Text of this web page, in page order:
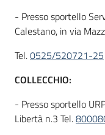
- Presso sportello
Calestano, in via
Tel.0525/520721-25
COLLECCHIO:
- Presso sportello
Libertà n.3 Tel.